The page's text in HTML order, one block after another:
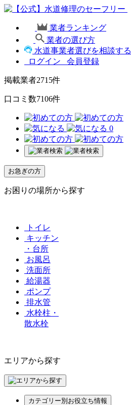
業者ランキング
業者の選び方
水道事業者選びを相談する
ログイン
会員登録
掲載業者2715件
口コミ数7106件
0
お急ぎの方
お困りの場所から探す
トイレ
キッチン
・台所
お風呂
洗面所
給湯器
ポンプ
排水管
水栓柱・
散水栓
エリアから探す
カテゴリー別お役立ち情報